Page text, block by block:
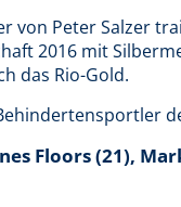
von Peter Salzer
2016 mit
das Rio-Gold.
Floors (21),